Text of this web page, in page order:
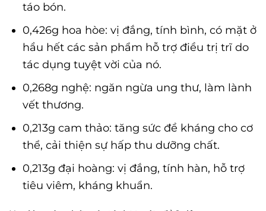
táo bón.
0,426g hoa hòe: vị đắng, tính bình, có mặt ở
hầu hết các sản phẩm hỗ trợ điều trị trĩ do
tác dụng tuyệt vời của nó.
0,268g nghệ: ngăn ngừa ung thư, làm lành
vết thương.
0,213g cam thảo: tăng sức đề kháng cho cơ
thể, cải thiện sự hấp thu dưỡng chất.
0,213g đại hoàng: vị đắng, tính hàn, hỗ trợ
tiêu viêm, kháng khuẩn.